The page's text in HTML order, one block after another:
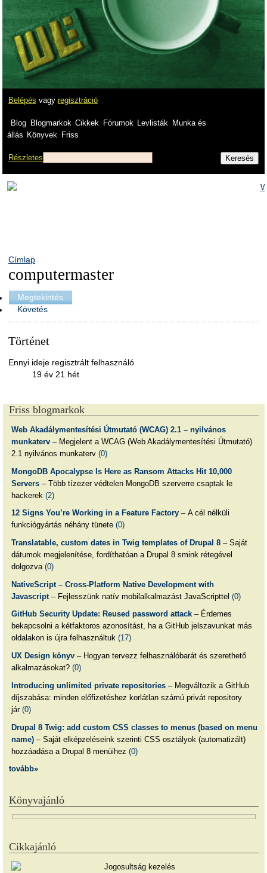
Belépés vagy regisztráció
Blog Blogmarkok Cikkek Fórumok Levlisták
Munka és
állás Könyvek Friss
Részletes
Címlap
computermaster
Megtekintés
Követés
Történet
Ennyi ideje regisztrált felhasználó
19 év 21 hét
Friss blogmarkok
Web Akadálymentesítési Útmutató (WCAG) 2.1 – nyilvános
munkaterv– Megjelent a WCAG (Web Akadálymentesítési Útmutató)
2.1 nyilvános munkaterv (0)
MongoDB Apocalypse Is Here as Ransom Attacks Hit 10,000
Servers– Több tízezer védtelen MongoDB szerverre csaptak le
hackerek (2)
12 Signs You’re Working in a Feature Factory– A cél nélküli
funkciógyártás néhány tünete (0)
Translatable, custom dates in Twig templates of Drupal 8– Saját
dátumok megjelenítése, fordíthatóan a Drupal 8 smink rétegével
dolgozva (0)
NativeScript – Cross-Platform Native Development with
Javascript– Fejlesszünk natív mobilalkalmazást JavaScripttel (0)
GitHub Security Update: Reused password attack– Érdemes
bekapcsolni a kétfaktoros azonosítást, ha a GitHub jelszavunkat más
oldalakon is újra felhasználtuk (17)
UX Design könyv– Hogyan tervezz felhasználóbarát és szerethető
alkalmazásokat? (0)
Introducing unlimited private repositories– Megváltozik a GitHub
díjszabása: minden előfizetéshez korlátlan számú privát repository
jár (0)
Drupal 8 Twig: add custom CSS classes to menus (based on menu
name)– Saját elképzeléseink szerinti CSS osztályok (automatizált)
hozzáadása a Drupal 8 menüihez (0)
tovább»
Könyvajánló
Cikkajánló